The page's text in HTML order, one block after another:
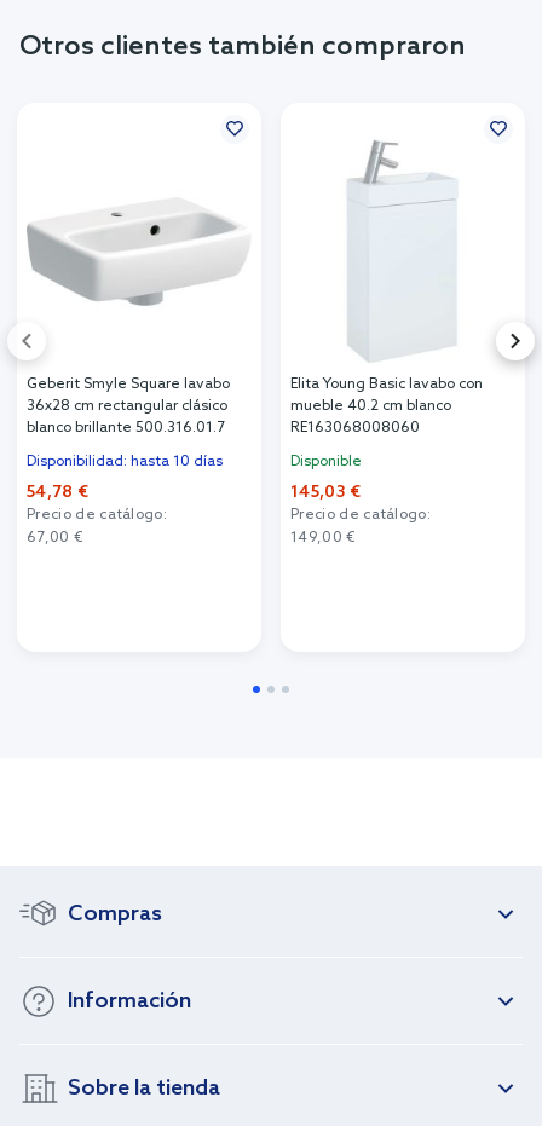
Otros clientes también compraron
Geberit Smyle Square lavabo
36x28 cm rectangular clásico
blanco brillante 500.316.01.7
Disponibilidad: hasta 10 días
54,78 €
Precio de catálogo:
67,00 €
Elita Young Basic lavabo con
mueble 40.2 cm blanco
RE163068008060
Disponible
145,03 €
Precio de catálogo:
149,00 €
Compras
Información
Sobre la tienda